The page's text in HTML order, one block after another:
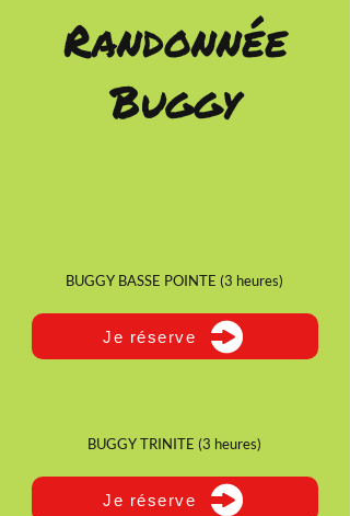
Randonnée
Buggy
BUGGY BASSE POINTE (3 heures)
Je réserve
BUGGY TRINITE (3 heures)
Je réserve